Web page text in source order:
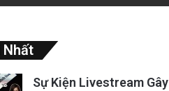
Sự Kiện Livestream Gây